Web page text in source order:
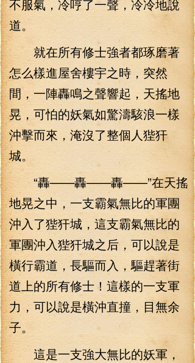
不服氣，冷哼了一聲，冷冷地說
道。
就在所有修士強者都琢磨著
怎么樣進屋舍樓宇之時，突然
間，一陣轟鳴之聲響起，天搖地
晃，可怕的妖氣如驚濤駭浪一樣
沖擊而來，淹沒了整個人狴犴
城。
“轟——轟——轟——”在天搖
地晃之中，一支霸氣無比的軍團
沖入了狴犴城，這支霸氣無比的
軍團沖入狴犴城之后，可以說是
橫行霸道，長驅而入，驅趕著街
道上的所有修士！這樣的一支軍
力，可以說是橫沖直撞，目無余
子。
這是一支強大無比的妖軍，